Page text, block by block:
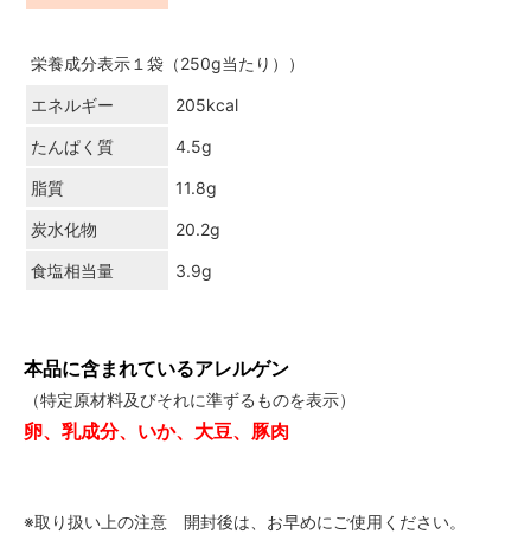
栄養成分表示１袋（250g当たり））
エネルギー 205kcal
たんぱく質 4.5g
脂質 11.8g
炭水化物 20.2g
食塩相当量 3.9g
本品に含まれているアレルゲン
（特定原材料及びそれに準ずるものを表示）
卵、乳成分、いか、大豆、豚肉
※取り扱い上の注意 開封後は、お早めにご使用ください。